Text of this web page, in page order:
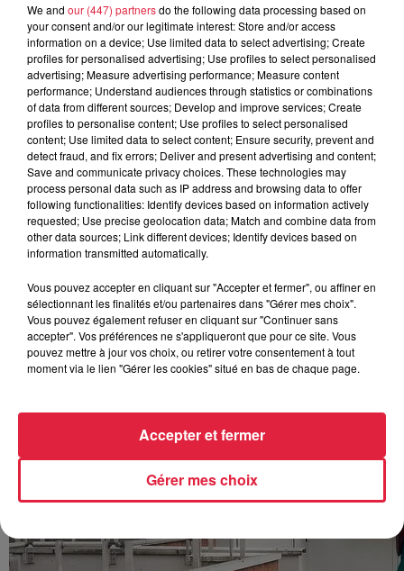
We and our (447) partnersdo the following data processing based on
your consent and/or our legitimate interest: Store and/or access
information on a device; Use limited data to select advertising; Create
profiles for personalised advertising; Use profiles to select personalised
advertising; Measure advertising performance; Measure content
performance; Understand audiences through statistics or combinations
of data from different sources; Develop and improve services; Create
profiles to personalise content; Use profiles to select personalised
content; Use limited data to select content; Ensure security, prevent and
detect fraud, and fix errors; Deliver and present advertising and content;
Save and communicate privacy choices. These technologies may
process personal data such as IP address and browsing data to offer
following functionalities: Identify devices based on information actively
requested; Use precise geolocation data; Match and combine data from
other data sources; Link different devices; Identify devices based on
information transmitted automatically.
Vous pouvez accepter en cliquant sur "Accepter et fermer", ou affiner en
sélectionnant les finalités et/ou partenaires dans "Gérer mes choix".
Vous pouvez également refuser en cliquant sur "Continuer sans
accepter". Vos préférences ne s'appliqueront que pour ce site. Vous
pouvez mettre à jour vos choix, ou retirer votre consentement à tout
moment via le lien "Gérer les cookies" situé en bas de chaque page.
Gérer mes choix
Accepter et fermer